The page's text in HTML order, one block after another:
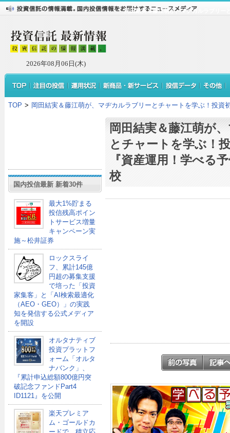
2026年08月06日(木)
岡田結実＆藤江萌が、マヂカルラブリー
TOP > 岡田結実＆藤江萌が、マヂカルラブリーとチャートを学ぶ！投
国内投信最新 新着30件
最大1%貯まる
投信残高ポイン
トサービス増量
キャンペーン実
施～松井証券
ロックスライ
フ、累計145億
円超の募集支援
で培った「投資
家集客」と「AI検索最適化
（AEO・GEO）」の実践
知を発信する公式メディア
を開設
オルタナティブ
投資プラットフ
ォーム「オルタ
ナバンク」、
『累計申込総額800億円突
破記念ファンドPart4
ID1121』を公開
楽天プレミア
ム・ゴールドカ
岡田結実＆藤江萌が
とチャートを学ぶ！
『資産運用！学べる
校